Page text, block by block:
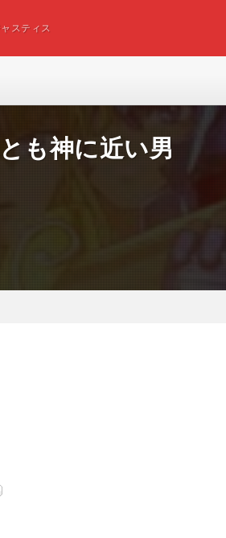
スティス
も神に近い男